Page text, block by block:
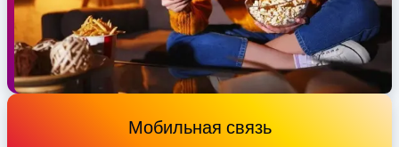
Мобильная связь